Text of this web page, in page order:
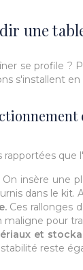
une
se profile
s'installent
On insère une
dans le kit.
Ces rallonges
maligne pour
et
reste